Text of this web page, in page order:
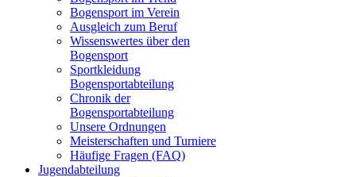
Bogensport im Verein
Ausgleich zum Beruf
Wissenswertes über den
Bogensport
Sportkleidung
Bogensportabteilung
Chronik der
Bogensportabteilung
Unsere Ordnungen
Meisterschaften und Turniere
Häufige Fragen (FAQ)
Jugendabteilung